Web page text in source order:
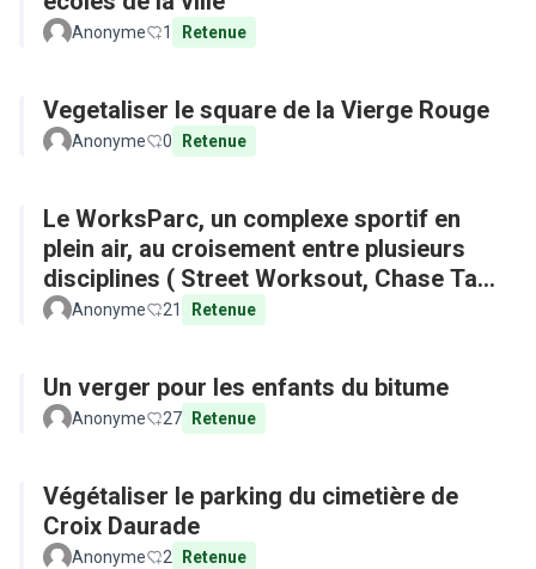
Anonyme 1 Retenue
Vegetaliser le square de la Vierge Rouge
Anonyme 0 Retenue
Le WorksParc, un complexe sportif en
plein air, au croisement entre plusieurs
disciplines ( Street Worksout, Chase Tag,
Parkour)
Anonyme 21 Retenue
Un verger pour les enfants du bitume
Anonyme 27 Retenue
Végétaliser le parking du cimetière de
Croix Daurade
Anonyme 2 Retenue